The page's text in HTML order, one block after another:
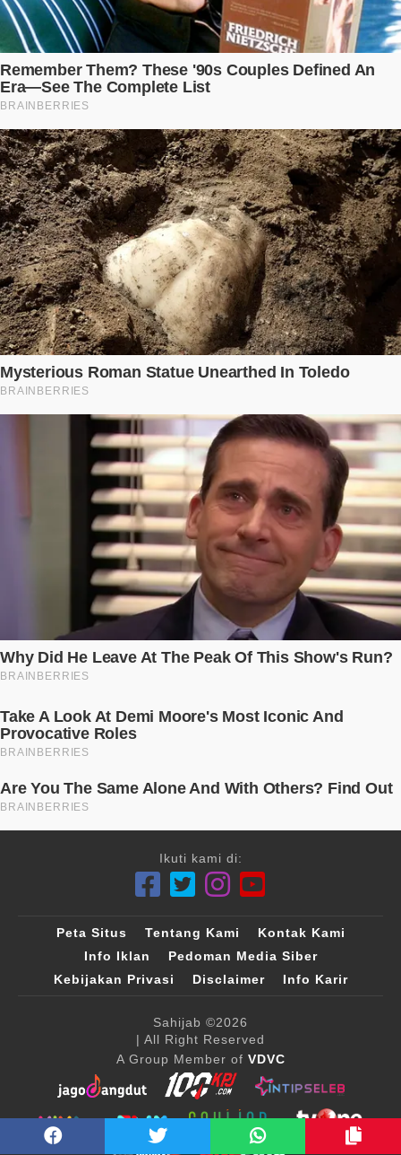
Ikuti kami di:
Peta Situs Tentang Kami
Kontak Kami
Info Iklan
Pedoman Media Siber
Kebijakan Privasi
Disclaimer Info Karir
Sahijab ©2026
| All Right Reserved
A Group Member of VDVC